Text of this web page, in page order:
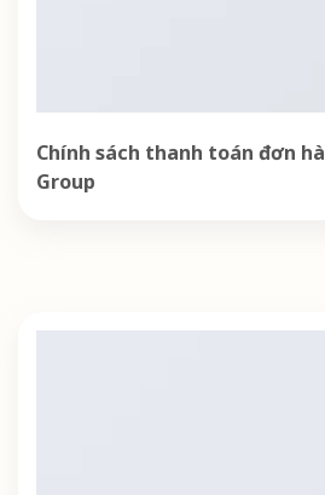
Chính sách thanh toán đơn
Group